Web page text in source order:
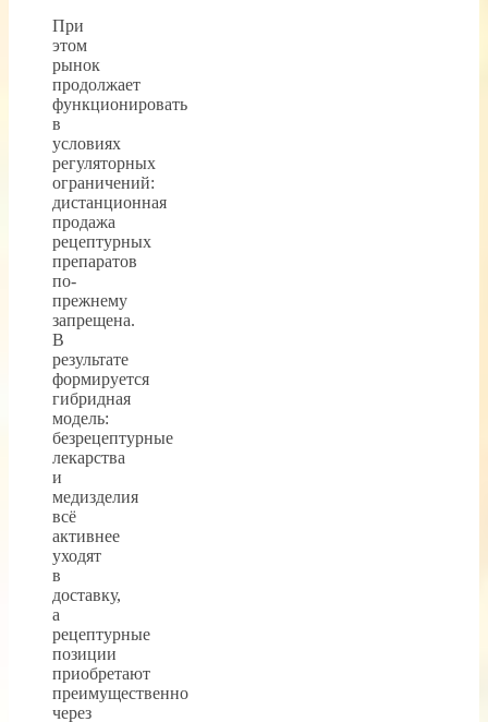
При
этом
рынок
продолжает
функционировать
в
условиях
регуляторных
ограничений:
дистанционная
продажа
рецептурных
препаратов
по-
прежнему
запрещена.
В
результате
формируется
гибридная
модель:
безрецептурные
лекарства
и
медизделия
всё
активнее
уходят
в
доставку,
а
рецептурные
позиции
приобретают
преимущественно
через